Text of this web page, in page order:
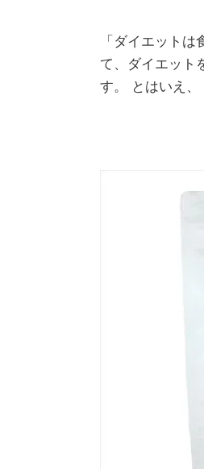
「ダイエット
て、ダイエット
す。 とはいえ